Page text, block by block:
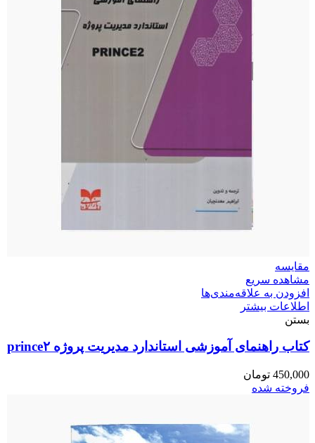
مقایسه
مشاهده سریع
افزودن به علاقه‌مندی‌ها
اطلاعات بیشتر
بستن
کتاب راهنمای آموزشی استاندارد مدیریت پروژه prince۲
450,000 تومان
فروخته شده